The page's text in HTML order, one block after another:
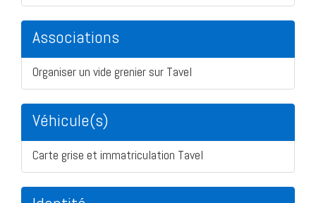
Associations
Organiser un vide grenier sur Tavel
Véhicule(s)
Carte grise et immatriculation Tavel